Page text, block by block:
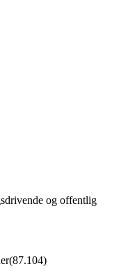
og offentlig
(87.104)